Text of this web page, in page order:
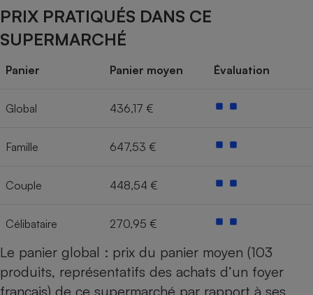
PRIX PRATIQUÉS DANS CE
SUPERMARCHÉ
Panier Panier moyen Évaluation
Global 436,17 €
Famille 647,53 €
Couple 448,54 €
Célibataire 270,95 €
Le panier global : prix du panier moyen (103
produits, représentatifs des achats d’un foyer
français) de ce supermarché par rapport à ses